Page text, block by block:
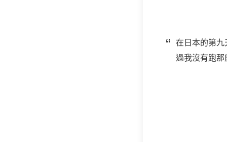
在日本的第
過我沒有跑那